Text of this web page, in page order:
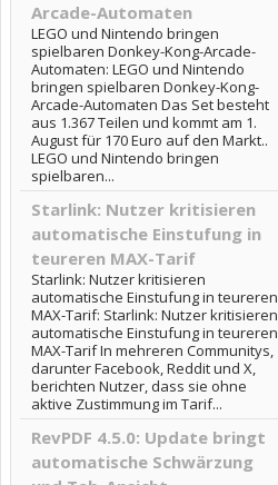
Arcade-Automaten
LEGO und Nintendo bringen
spielbaren Donkey-Kong-Arcade-
Automaten: LEGO und Nintendo
bringen spielbaren Donkey-Kong-
Arcade-Automaten Das Set besteht
aus 1.367 Teilen und kommt am 1.
August für 170 Euro auf den Markt..
LEGO und Nintendo bringen
spielbaren...
Starlink: Nutzer kritisieren
automatische Einstufung in
teureren MAX-Tarif
Starlink: Nutzer kritisieren
automatische Einstufung in teureren
MAX-Tarif: Starlink: Nutzer kritisieren
automatische Einstufung in teureren
MAX-Tarif In mehreren Communitys,
darunter Facebook, Reddit und X,
berichten Nutzer, dass sie ohne
aktive Zustimmung im Tarif...
RevPDF 4.5.0: Update bringt
automatische Schwärzung